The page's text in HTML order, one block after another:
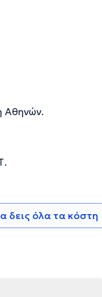
Αθηνών.
δεις όλα τα κόστη